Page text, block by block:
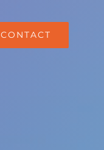
CONTACT